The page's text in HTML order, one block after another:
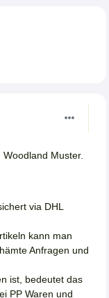
Muster.
via DHL
kann man
Anfragen und
ist, bedeutet das
PP Waren und